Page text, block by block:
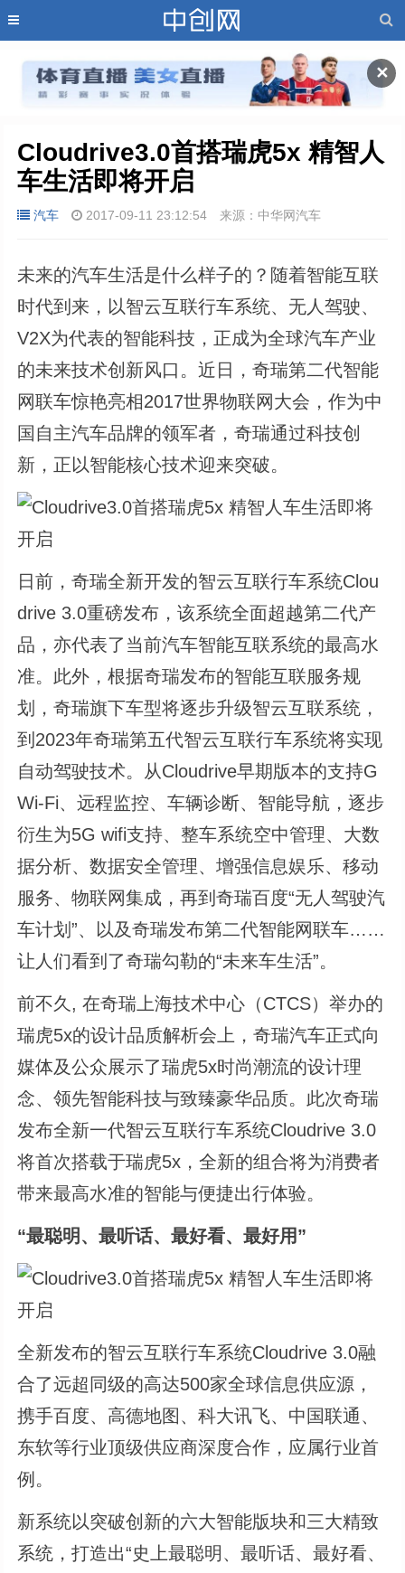
✕
Cloudrive3.0首搭瑞虎5x 精智人
车生活即将开启
汽车 2017-09-11 23:12:54 来源：中华网汽车
未来的汽车生活是什么样子的？随着智能互联
时代到来，以智云互联行车系统、无人驾驶、
V2X为代表的智能科技，正成为全球汽车产业
的未来技术创新风口。近日，奇瑞第二代智能
网联车惊艳亮相2017世界物联网大会，作为中
国自主汽车品牌的领军者，奇瑞通过科技创
新，正以智能核心技术迎来突破。
日前，奇瑞全新开发的智云互联行车系统Clou
drive 3.0重磅发布，该系统全面超越第二代产
品，亦代表了当前汽车智能互联系统的最高水
准。此外，根据奇瑞发布的智能互联服务规
划，奇瑞旗下车型将逐步升级智云互联系统，
到2023年奇瑞第五代智云互联行车系统将实现
自动驾驶技术。从Cloudrive早期版本的支持G
Wi-Fi、远程监控、车辆诊断、智能导航，逐步
衍生为5G wifi支持、整车系统空中管理、大数
据分析、数据安全管理、增强信息娱乐、移动
服务、物联网集成，再到奇瑞百度“无人驾驶汽
车计划”、以及奇瑞发布第二代智能网联车……
让人们看到了奇瑞勾勒的“未来车生活”。
前不久, 在奇瑞上海技术中心（CTCS）举办的
瑞虎5x的设计品质解析会上，奇瑞汽车正式向
媒体及公众展示了瑞虎5x时尚潮流的设计理
念、领先智能科技与致臻豪华品质。此次奇瑞
发布全新一代智云互联行车系统Cloudrive 3.0
将首次搭载于瑞虎5x，全新的组合将为消费者
带来最高水准的智能与便捷出行体验。
“最聪明、最听话、最好看、最好用”
全新发布的智云互联行车系统Cloudrive 3.0融
合了远超同级的高达500家全球信息供应源，
携手百度、高德地图、科大讯飞、中国联通、
东软等行业顶级供应商深度合作，应属行业首
例。
新系统以突破创新的六大智能版块和三大精致
系统，打造出“史上最聪明、最听话、最好看、